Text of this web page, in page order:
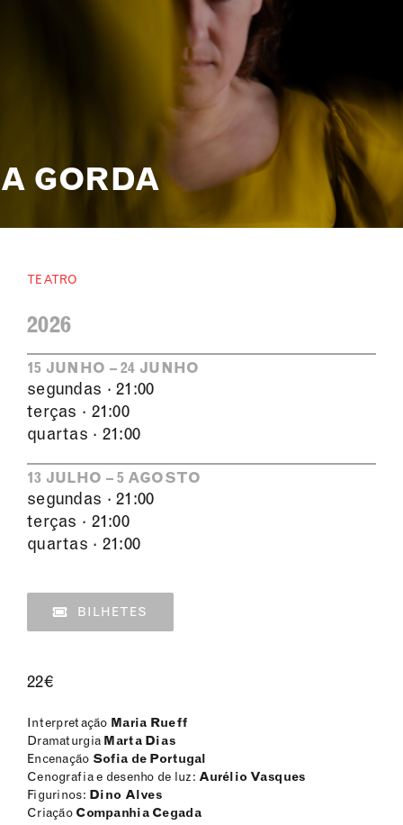
A GORDA
TEATRO
2026
15 JUNHO – 24 JUNHO
segundas · 21:00
terças · 21:00
quartas · 21:00
13 JULHO – 5 AGOSTO
segundas · 21:00
terças · 21:00
quartas · 21:00
BILHETES
22€
Interpretação Maria Rueff
Dramaturgia Marta Dias
Encenação Sofia de Portugal
Cenografia e desenho de luz: Aurélio Vasques
Figurinos: Dino Alves
CriaçãoCompanhia Cegada